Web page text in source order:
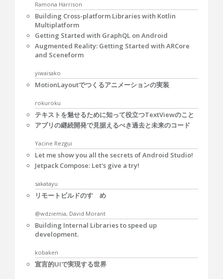
Ramona Harrison
Building Cross-platform Libraries with Kotlin
Multiplatform
Getting Started with GraphQL on Android
Augmented Reality: Getting Started with ARCore
and Sceneform
yiwaisako
MotionLayoutでつくるアニメーションの実装
rokuroku
テキストを魅せるために知って役立つTextViewのこと
アプリの継続開発で見据えるべき過去と未来のコード
Yacine Rezgui
Let me show you all the secrets of Android Studio!
Jetpack Compose: Let's give a try!
sakatayu
リモートビルドのすゝめ
@wdziemia, David Morant
Building Internal Libraries to speed up
development.
kobaken
宣言的UIで実現する世界